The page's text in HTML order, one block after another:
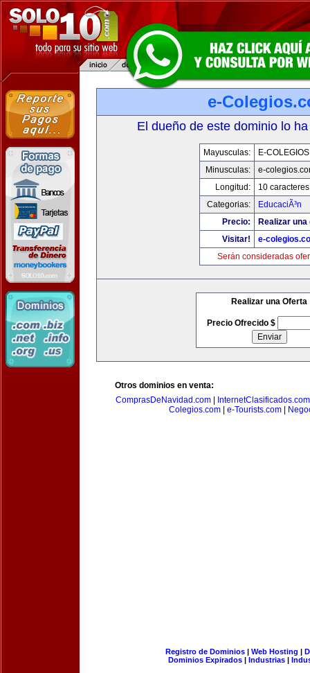
e-
El dueño de este dominio lo
Mayusculas:
E-
Minusculas:
e-
Longitud:
10 caracteres
Categorias:
EducaciÃ³n
Precio:
Realizar
Visitar!
e-
Serán consideradas
Realizar una Oferta
Precio Ofrecido $
Otros dominios en venta:
ComprasDeNavidad.com
InternetClasificados.com
Colegios.com| e-Tourists.com|
Registro de Dominios| Web Hosting |
Dominios Expirados | Industrias |